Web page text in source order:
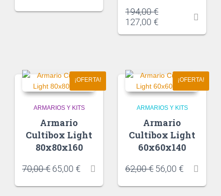
194,00€
127,00 €
¡OFERTA!
ARMARIOS Y KITS
Armario
Cultibox Light
80x80x160
70,00€ 65,00 €
¡OFERTA!
ARMARIOS Y KITS
Armario
Cultibox Light
60x60x140
62,00€ 56,00 €